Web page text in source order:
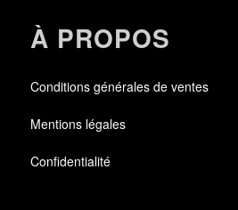
À PROPOS
Conditions générales de ventes
Mentions légales
Confidentialité